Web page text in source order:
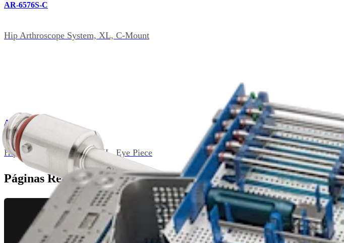
AR-6576S-C
Hip Arthroscope System, XL, C-Mount
AR-6576S-E
Hip Arthroscope System, XL, Eye Piece
Páginas Relacionadas